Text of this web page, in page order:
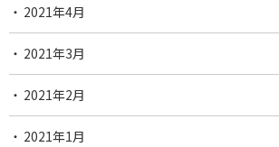
2021年4月
2021年3月
2021年2月
2021年1月